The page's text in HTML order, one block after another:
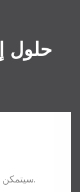
حلول
سيتمكن العميل من تحقيق خدمة العملاء الإضافية.